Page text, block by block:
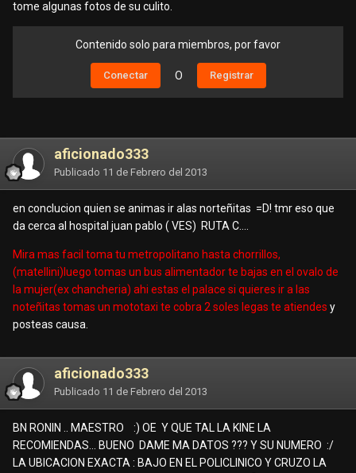
tome algunas fotos de su culito.
Contenido solo para miembros, por favor
Conectar O Registrar
aficionado333
Publicado 11 de Febrero del 2013
en conclucion quien se animas ir alas norteñitas =D! tmr eso que
da cerca al hospital juan pablo ( VES) RUTA C....
Mira mas facil toma tu metropolitano hasta chorrillos,
(matellini)luego tomas un bus alimentador te bajas en el ovalo de
la mujer(ex chancheria) ahi estas el palace si quieres ir a las
noteñitas tomas un mototaxi te cobra 2 soles legas te atiendes y
posteas causa.
aficionado333
Publicado 11 de Febrero del 2013
BN RONIN .. MAESTRO :) OE Y QUE TAL LA KINE LA
RECOMIENDAS... BUENO DAME MA DATOS ??? Y SU NUMERO :/
LA UBICACION EXACTA : BAJO EN EL POLICLINICO Y CRUZO LA